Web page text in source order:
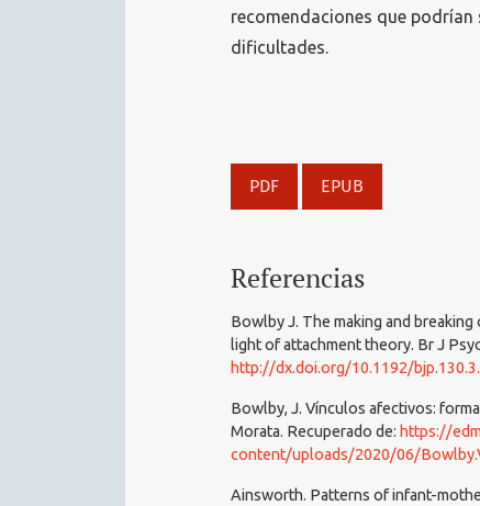
recomendaciones que
dificultades.
PDF EPUB
Referencias
Bowlby J. The making and
light of attachment theory. Br J
http://dx.doi.org/10.1192/
Bowlby, J. Vínculos afectivos:
Morata. Recuperado de: https://
content/uploads/2020/06/
Ainsworth. Patterns of infant-